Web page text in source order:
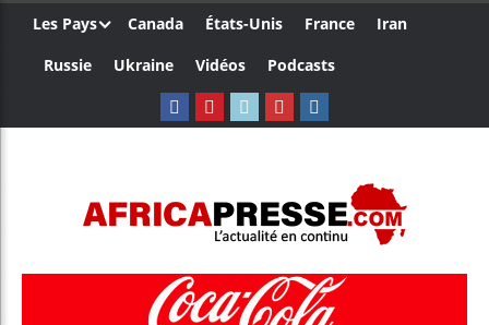
Les Pays Canada États-Unis France
Iran
Russie
Ukraine Vidéos Podcasts